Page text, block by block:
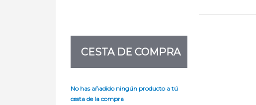
CESTA DE COMPRA
No has añadido ningún producto a tú
cesta de la compra